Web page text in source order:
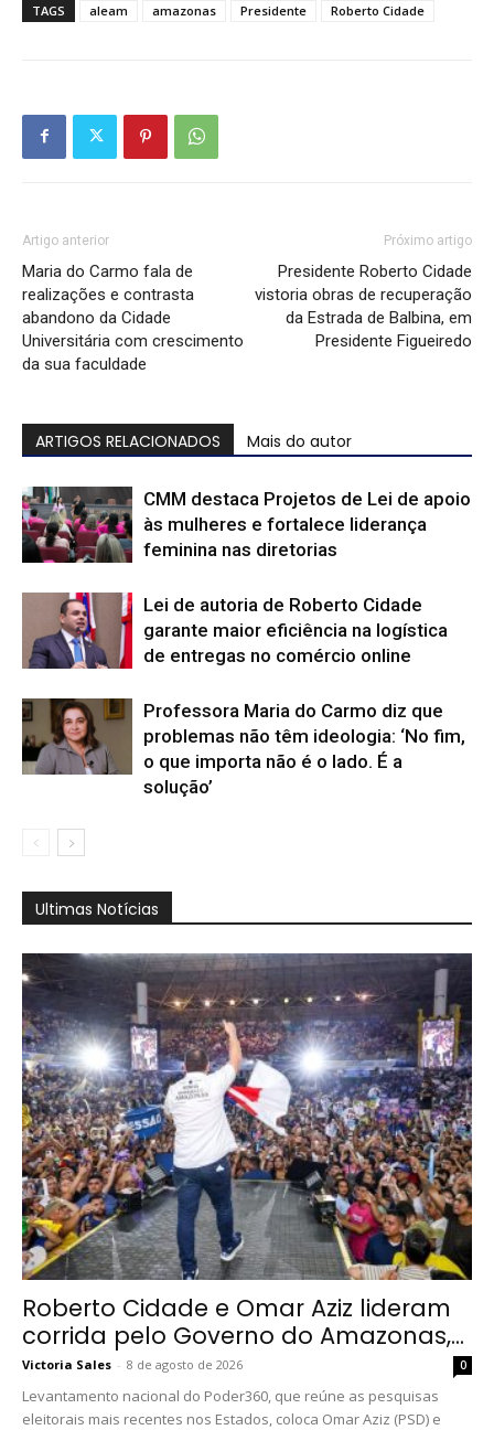
TAGS aleam amazonas Presidente Roberto Cidade
Artigo anterior
Maria do Carmo fala de
realizações e contrasta
abandono da Cidade
Universitária com crescimento
da sua faculdade
Próximo artigo
Presidente Roberto Cidade
vistoria obras de recuperação
da Estrada de Balbina, em
Presidente Figueiredo
ARTIGOS RELACIONADOS Mais do autor
CMM destaca Projetos de Lei de apoio
às mulheres e fortalece liderança
feminina nas diretorias
Lei de autoria de Roberto Cidade
garante maior eficiência na logística
de entregas no comércio online
Professora Maria do Carmo diz que
problemas não têm ideologia: ‘No fim,
o que importa não é o lado. É a
solução’
Ultimas Notícias
Roberto Cidade e Omar Aziz lideram
corrida pelo Governo do Amazonas,...
Victoria Sales - 8 de agosto de 2026 0
Levantamento nacional do Poder360, que reúne as pesquisas
eleitorais mais recentes nos Estados, coloca Omar Aziz (PSD) e